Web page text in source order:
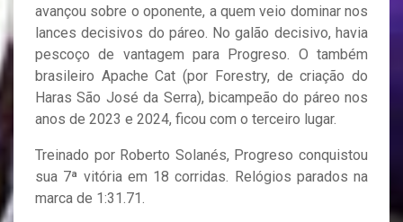
avançou sobre o oponente, a quem veio dominar nos
lances decisivos do páreo. No galão decisivo, havia
pescoço de vantagem para Progreso. O também
brasileiro Apache Cat (por Forestry, de criação do
Haras São José da Serra), bicampeão do páreo nos
anos de 2023 e 2024, ficou com o terceiro lugar.
Treinado por Roberto Solanés, Progreso conquistou
sua 7ª vitória em 18 corridas. Relógios parados na
marca de 1:31.71.